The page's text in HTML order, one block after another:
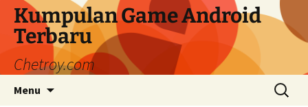
Langsung
Kumpulan Game Android
Terbaru
Chetroy.com
Menu
Cari
untuk: